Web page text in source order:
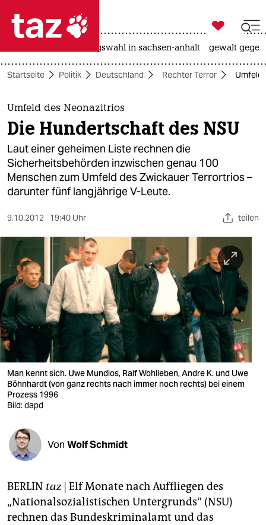
 taz zahl ich
taz zahl ich
themen
politik
öko
gesellschaft
kultur
sport
berlin
nord
wahrheit
verlag
verlag
veranstaltungen
fragen & hilfe
unterstützen
abo
genossenschaft

taz zahl ich
landtagswahl in sachsen-anhalt gewalt
Startseite Politik Deutschland Rechter Terror Umfeld
Umfeld des Neonazitrios
Die Hundertschaft des NSU
Laut einer geheimen Liste rechnen die
Sicherheitsbehörden inzwischen genau 100
Menschen zum Umfeld des Zwickauer Terrortrios –
darunter fünf langjährige V-Leute.
9.10.2012 19:40 Uhr teilen
Man kennt sich. Uwe Mundlos, Ralf Wohlleben, Andre K. und Uwe
Böhnhardt (von ganz rechts nach immer noch rechts) bei einem
Prozess 1996
Bild: dapd
Von Wolf Schmidt
BERLIN taz| Elf Monate nach Auffliegen des
„Nationalsozialistischen Untergrunds“ (NSU)
rechnen das Bundeskriminalamt und das